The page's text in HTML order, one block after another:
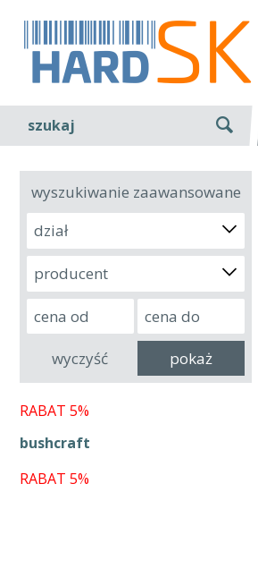
szukaj
wyszukiwanie zaawansowane
dział
producent
RABAT 5%
bushcraft
RABAT 5%